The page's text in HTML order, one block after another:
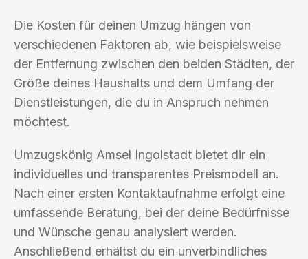
Die Kosten für deinen Umzug hängen von
verschiedenen Faktoren ab, wie beispielsweise
der Entfernung zwischen den beiden Städten, der
Größe deines Haushalts und dem Umfang der
Dienstleistungen, die du in Anspruch nehmen
möchtest.
Umzugskönig Amsel Ingolstadt bietet dir ein
individuelles und transparentes Preismodell an.
Nach einer ersten Kontaktaufnahme erfolgt eine
umfassende Beratung, bei der deine Bedürfnisse
und Wünsche genau analysiert werden.
Anschließend erhältst du ein unverbindliches